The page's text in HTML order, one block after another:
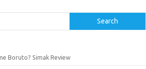
Search
Boruto? Simak Review